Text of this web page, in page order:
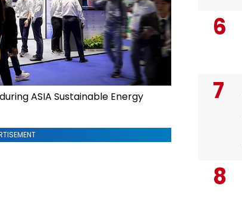
ASIA Sustainable Energy